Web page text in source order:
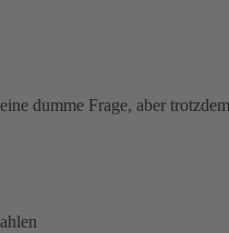
dumme Frage, aber